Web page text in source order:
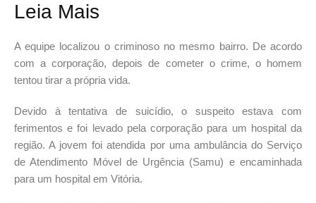
Leia Mais
A equipe localizou o criminoso no mesmo bairro. De acordo
com a corporação, depois de cometer o crime, o homem
tentou tirar a própria vida.
Devido à tentativa de suicídio, o suspeito estava com
ferimentos e foi levado pela corporação para um hospital da
região. A jovem foi atendida por uma ambulância do Serviço
de Atendimento Móvel de Urgência (Samu) e encaminhada
para um hospital em Vitória.